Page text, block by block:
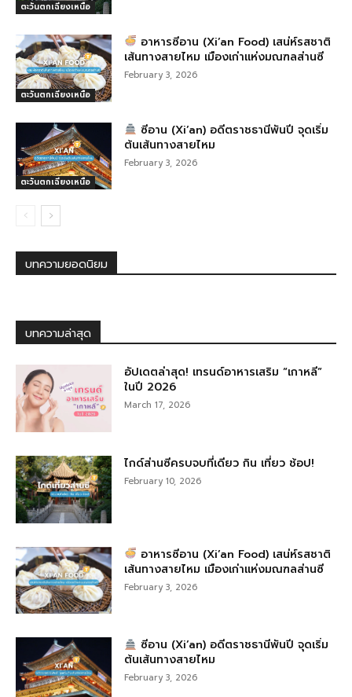
ตะวันตกเฉียงเหนือ
ตะวันตกเฉียงเหนือ
อาหารซีอาน (Xi’an Food) เสน่ห์รสชาติ
เส้นทางสายไหม เมืองเก่าแห่งมณฑลส่านซี
February 3, 2026
ตะวันตกเฉียงเหนือ
ซีอาน (Xi’an) อดีตราชธานีพันปี จุดเริ่ม
ต้นเส้นทางสายไหม
February 3, 2026
บทความยอดนิยม
บทความล่าสุด
อัปเดตล่าสุด! เทรนด์อาหารเสริม “เกาหลี”
ในปี 2026
March 17, 2026
ไกด์ส่านซีครบจบที่เดียว กิน เที่ยว ช้อป!
February 10, 2026
อาหารซีอาน (Xi’an Food) เสน่ห์รสชาติ
เส้นทางสายไหม เมืองเก่าแห่งมณฑลส่านซี
February 3, 2026
ซีอาน (Xi’an) อดีตราชธานีพันปี จุดเริ่ม
ต้นเส้นทางสายไหม
February 3, 2026